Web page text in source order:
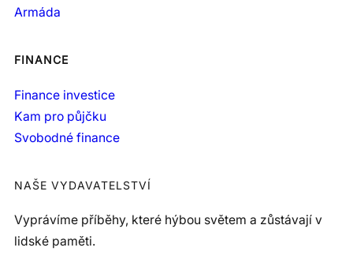
Armáda
FINANCE
Finance investice
Kam pro půjčku
Svobodné finance
NAŠE VYDAVATELSTVÍ
Vyprávíme příběhy, které hýbou světem a zůstávají v
lidské paměti.